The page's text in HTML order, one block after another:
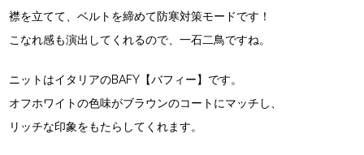
襟を立てて、ベルトを締めて防寒対策モードです！
こなれ感も演出してくれるので、一石二鳥ですね。
ニットはイタリアのBAFY【バフィー】です。
オフホワイトの色味がブラウンのコートにマッチし、
リッチな印象をもたらしてくれます。